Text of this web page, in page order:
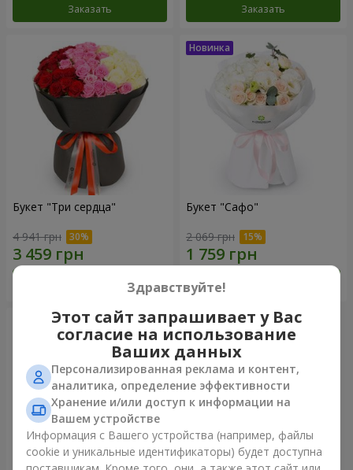
Заказать Заказать
Букет "Три сердца"
4 941 грн
Букет "Сафо"
2 069 грн
Здравствуйте!
Этот сайт запрашивает у Вас
согласие на использование
Ваших данных
Персонализированная реклама и контент,
аналитика, определение эффективности
Хранение и/или доступ к информации на
Вашем устройстве
Информация с Вашего устройства (например, файлы
cookie и уникальные идентификаторы) будет доступна